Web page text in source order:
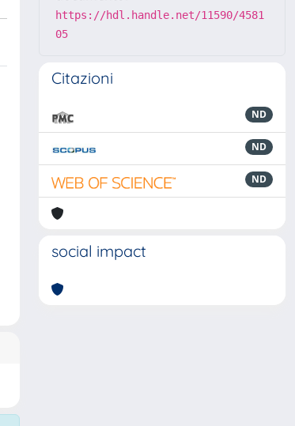
https://hdl.handle.net/11590/4581
05
Citazioni
ND
ND
ND
social impact